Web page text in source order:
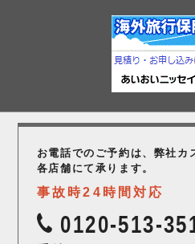
お電話でのご予約は、弊社カ
各店舗にて承ります。
事故時24時間対応
0120-513-